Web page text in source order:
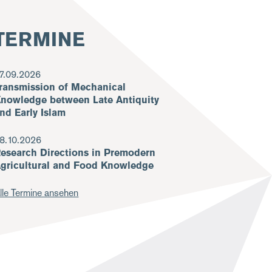
of Mechanical
between Late Antiquity
Early Islam
Directions in Premodern
and Food Knowledge
Termine ansehen